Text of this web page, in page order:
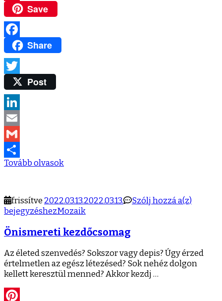
Pinterest
Save
Facebook
Share
TwitterPost
LinkedIn
Email
Gmail
Ossza
Tovább olvasok
frissítve 2022.03.13.2022.03.13. Szólj hozzá a(z)
bejegyzéshezMozaik
Önismereti kezdőcsomag
Az életed szenvedés? Sokszor vagy depis? Úgy érzed
értelmetlen az egész létezésed? Sok nehéz dolgon
kellett keresztül menned? Akkor kezdj …